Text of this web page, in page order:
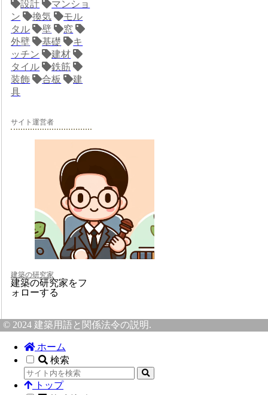
設計
マンショ
ン
換気
モル
タル
壁
窓
外壁
基礎
キ
ッチン
建材
タイル
鉄筋
装飾
合板
建
具
サイト運営者
建築の研究家
建築の研究家をフ
ォローする
© 2024 建築用語と関係法令の説明.
ホーム
検索
トップ